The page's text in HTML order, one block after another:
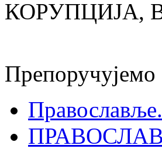
КОРУПЦИЈА,
Препоручујемо